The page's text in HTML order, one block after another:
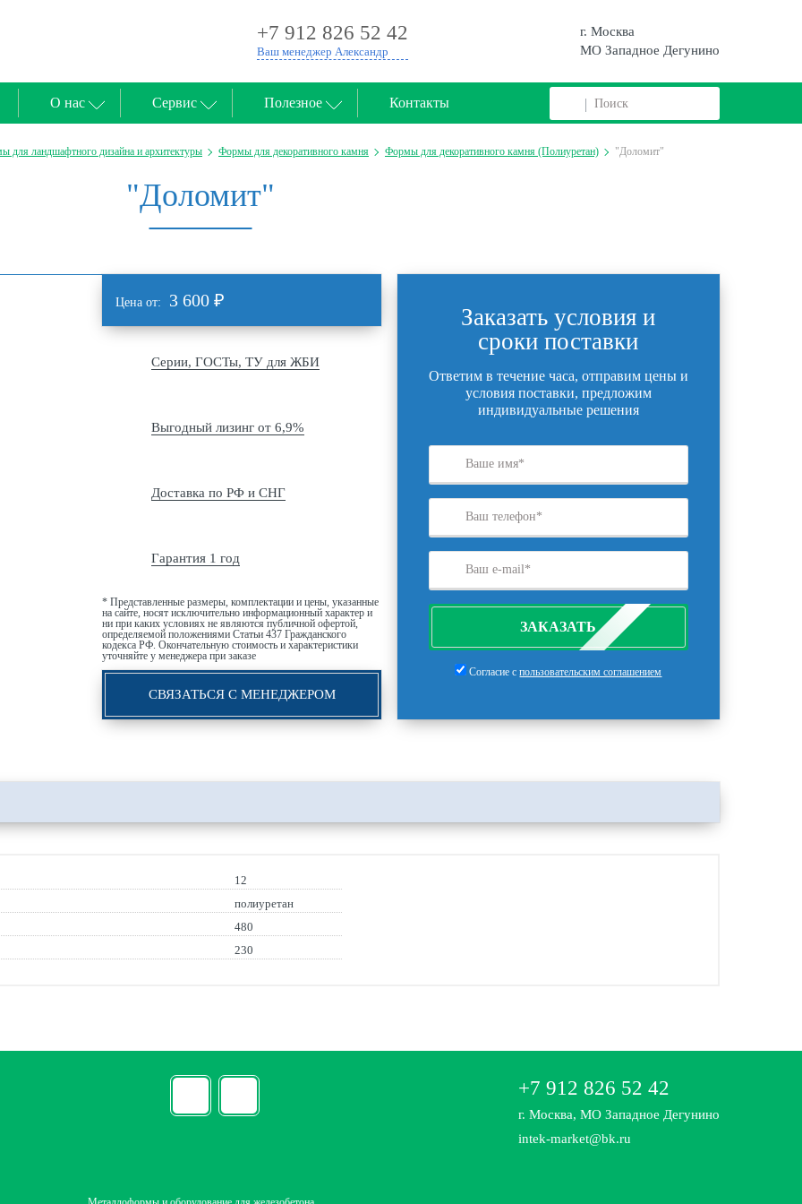
+7 912 826 52 42
Ваш менеджер Александр
г. Москва
МО Западное Дегунино
О нас Сервис Полезное Контакты
для ландшафтного дизайна и архитектуры Формы для декоративного камня Формы для декоративного камня (Полиуретан) "Доломит"
"Доломит"
Цена от: 3 600 ₽
Серии, ГОСТы, ТУ для ЖБИ
Выгодный лизинг от 6,9%
Доставка по РФ и СНГ
Гарантия 1 год
* Представленные размеры, комплектации и цены, указанные
на сайте, носят исключительно информационный характер и
ни при каких условиях не являются публичной офертой,
определяемой положениями Статьи 437 Гражданского
кодекса РФ. Окончательную стоимость и характеристики
уточняйте у менеджера при заказе
СВЯЗАТЬСЯ С МЕНЕДЖЕРОМ
Заказать условия и
сроки поставки
Ответим в течение часа, отправим цены и
условия поставки, предложим
индивидуальные решения
ЗАКАЗАТЬ
Согласие спользовательским соглашением
12
полиуретан
480
230
+7 912 826 52 42
г. Москва, МО Западное Дегунино
intek-market@bk.ru